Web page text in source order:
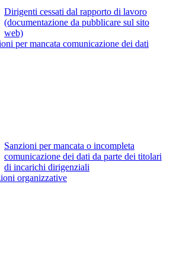
Dirigenti cessati dal rapporto di lavoro
(documentazione da pubblicare sul sito
web)
per mancata comunicazione dei dati
Sanzioni per mancata o incompleta
comunicazione dei dati da parte dei titolari
di incarichi dirigenziali
organizzative